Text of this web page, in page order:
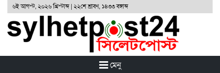
৬ই আগস্ট, ২০২৬ খ্রিস্টাব্দ | ২২শে শ্রাবণ, ১৪৩৩ বঙ্গাব্দ
মেনু